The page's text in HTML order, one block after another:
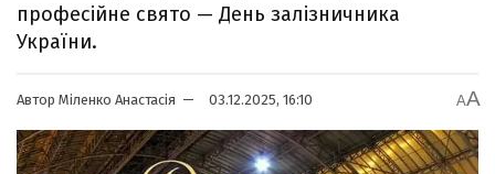
професійне свято — День залізничника
України.
Автор Міленко Анастасія 03.12.2025, 16:10 AA